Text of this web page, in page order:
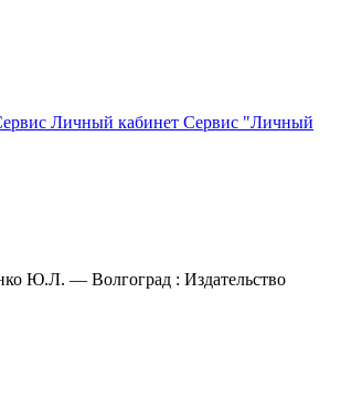
Сервис "Личный
Ю.Л. — Волгоград : Издательство